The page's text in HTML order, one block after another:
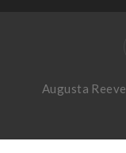
Augusta